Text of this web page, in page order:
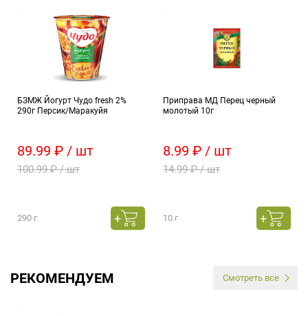
БЗМЖ Йогурт Чудо fresh 2%
290г Персик/Маракуйя
89.99 ₽ / шт
100.99 ₽ / шт
290 г
Приправа МД Перец черный
молотый 10г
8.99 ₽ / шт
14.99 ₽ / шт
10 г
РЕКОМЕНДУЕМ Смотреть все